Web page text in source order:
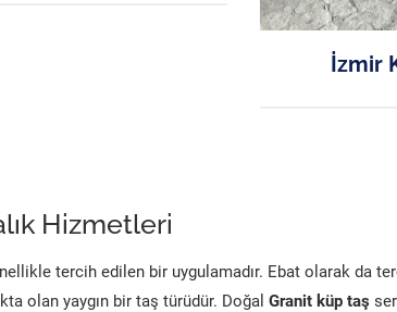
İzmir
Hizmetleri
tercih edilen bir uygulamadır. Ebat olarak da
olan yaygın bir taş türüdür. Doğal Granit küp taş